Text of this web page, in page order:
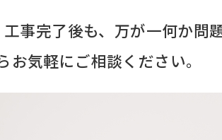
工事完了後も、万が一何か問
お気軽にご相談ください。